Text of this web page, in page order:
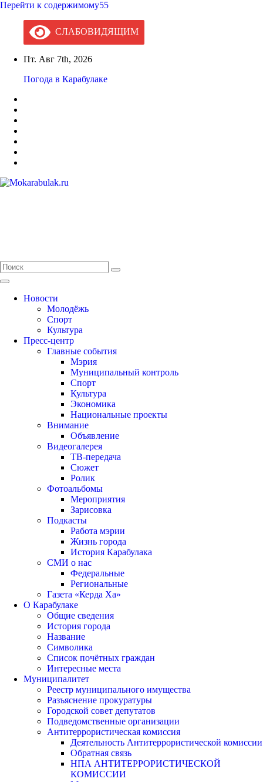
Перейти к содержимому55
СЛАБОВИДЯЩИМ
Пт. Авг 7th, 2026
Погода в Карабулаке
Новости
Молодёжь
Спорт
Культура
Пресс-центр
Главные события
Мэрия
Муниципальный контроль
Спорт
Культура
Экономика
Национальные проекты
Внимание
Объявление
Видеогалерея
ТВ-передача
Сюжет
Ролик
Фотоальбомы
Мероприятия
Зарисовка
Подкасты
Работа мэрии
Жизнь города
История Карабулака
СМИ о нас
Федеральные
Региональные
Газета «Керда Ха»
О Карабулаке
Общие сведения
История города
Название
Символика
Список почётных граждан
Интересные места
Муниципалитет
Реестр муниципального имущества
Разъяснение прокуратуры
Городской совет депутатов
Подведомственные организации
Антитеррористическая комиссия
Деятельность Антитеррористической комиссии
Обратная связь
НПА АНТИТЕРРОРИСТИЧЕСКОЙ
КОМИССИИ